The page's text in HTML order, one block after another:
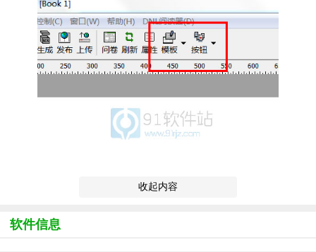
收起内容
软件信息